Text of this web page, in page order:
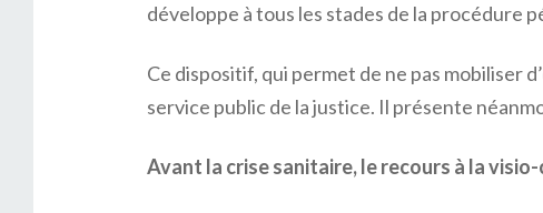
développe à tous les stades de la procédure
Ce dispositif, qui permet de ne pas mobiliser
service public de la justice. Il présente
Avant la crise sanitaire, le recours à la